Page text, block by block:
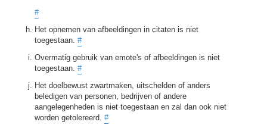
#
Het opnemen van afbeeldingen in citaten is niet
toegestaan. #
Overmatig gebruik van emote's of afbeeldingen is niet
toegestaan. #
Het doelbewust zwartmaken, uitschelden of anders
beledigen van personen, bedrijven of andere
aangelegenheden is niet toegestaan en zal dan ook niet
worden getolereerd. #